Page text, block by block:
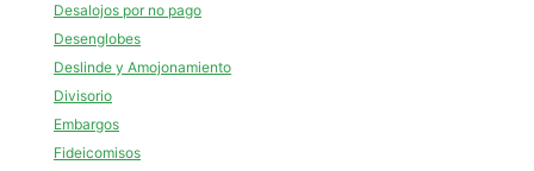
Desalojos por no pago
Desenglobes
Deslinde y Amojonamiento
Divisorio
Embargos
Fideicomisos